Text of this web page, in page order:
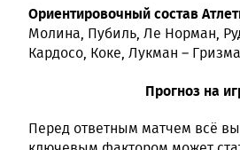
Ориентировочный состав
Молина, Пубиль, Ле Норман,
Кардосо, Коке, Лукман –
Прогноз на
Перед ответным матчем всё